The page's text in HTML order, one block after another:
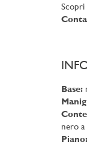
Scopri
Base:
nero
Piano: